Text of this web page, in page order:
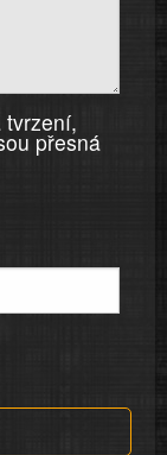
tvrzení,
přesná